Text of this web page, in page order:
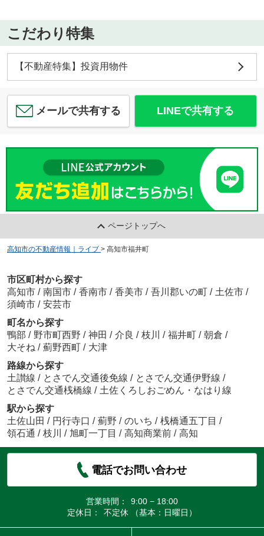
こだわり特集
【不動産特集】投資用物件
メールで共有する LINEで共有する
ページトップへ
高知市の不動産情報｜ライブ > 高知市福井町
市区町村から探す
高知市 / 南国市 / 香南市 / 香美市 / 吾川郡いの町 / 土佐市 /
須崎市 / 安芸市
町名から探す
鴨部 / 野市町西野 / 神田 / 介良 / 枝川 / 福井町 / 朝倉 /
大そね / 薊野西町 / 大津
路線から探す
土讃線 / とさでん交通後免線 / とさでん交通伊野線 /
とさでん交通桟橋線 / 土佐くろしおごめん・なはり線
駅から探す
土佐山田 / 円行寺口 / 薊野 / のいち / 桟橋通五丁目 /
領石通 / 枝川 / 旭町一丁目 / 高知商業前 / 高知
電話でお問い合わせ
営業時間：
9:00 − 18:00
定休日：
不定休 （基本：日曜日）